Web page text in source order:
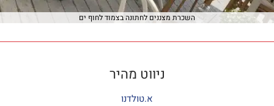
השכרת מצננים לחתונה בצמוד לחוף ים
ניווט מהיר
א.טולדנו